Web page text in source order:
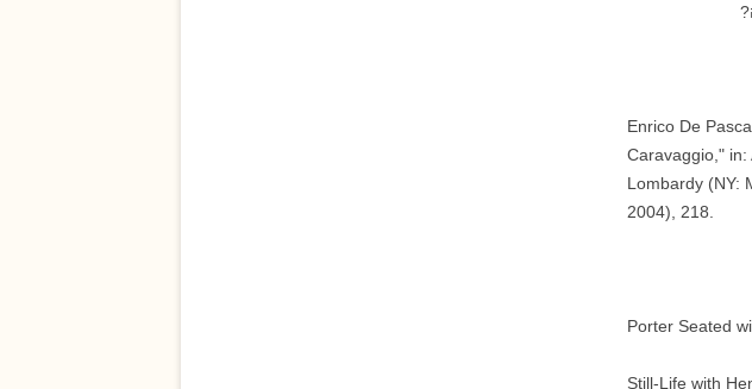
Enrico De
Caravaggio,"
Lombardy (NY:
2004), 218.
Porter Seated
Still-Life with